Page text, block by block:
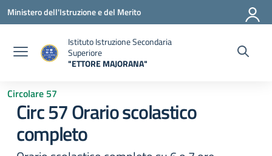
Vai ai contenuti
Vai al menu di navigazione
Vai al footer
Ministero dell'Istruzione e del Merito
Istituto Istruzione Secondaria
Superiore
"ETTORE MAJORANA"
Circolare 57
Circ 57 Orario scolastico
completo